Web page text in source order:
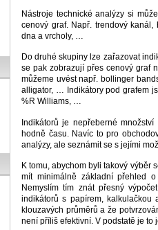
Nástroje technické analýzy si
cenový graf. Např. trendový
dna a vrcholy, …
Do druhé skupiny lze zařazovat
se pak zobrazují přes cenový graf
můžeme uvést např. bollinger
alligator, … Indikátory pod grafem
%R Williams, …
Indikátorů je nepřeberné
hodně času. Navíc to pro
analýzy, ale seznámit se s jejími
K tomu, abychom byli takový výběr
mít minimálně základní přehled
Nemyslím tím znát přesný
indikátorů s papírem,
klouzavých průměrů a že
není příliš efektivní. V podstatě je